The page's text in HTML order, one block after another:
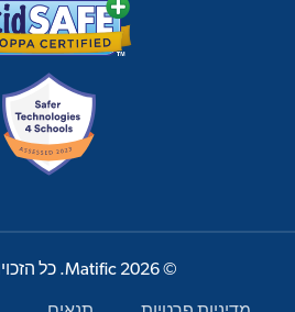
© 2026 Matific. כל הזכויות שמורות.